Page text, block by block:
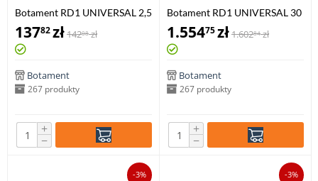
Botament RD1 UNIVERSAL 2,5
kg
13782zł14208 zł
Botament
267 produkty
+
−
Botament RD1 UNIVERSAL 30
KG
1.55475zł1.60284 zł
Botament
267 produkty
+
−
-3% -3%